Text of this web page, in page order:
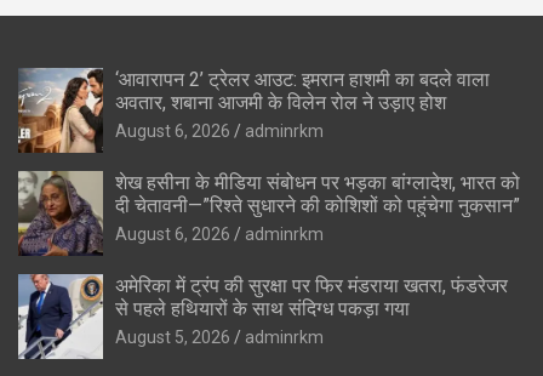
‘आवारापन 2’ ट्रेलर आउट: इमरान हाशमी का बदले वाला
अवतार, शबाना आजमी के विलेन रोल ने उड़ाए होश
August 6, 2026 adminrkm
शेख हसीना के मीडिया संबोधन पर भड़का बांग्लादेश, भारत को
दी चेतावनी—”रिश्ते सुधारने की कोशिशों को पहुंचेगा नुकसान”
August 6, 2026 adminrkm
अमेरिका में ट्रंप की सुरक्षा पर फिर मंडराया खतरा, फंडरेजर
से पहले हथियारों के साथ संदिग्ध पकड़ा गया
August 5, 2026 adminrkm